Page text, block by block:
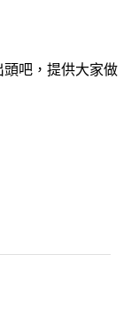
吧，提供大家做